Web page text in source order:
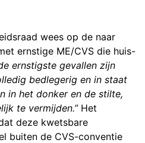
wees op de naar
ernstige ME/CVS die huis-
ernstigste gevallen zijn
bedlegerig en in staat
in het donker en de stilte,
te vermijden.” Het
deze kwetsbare
buiten de CVS-conventie